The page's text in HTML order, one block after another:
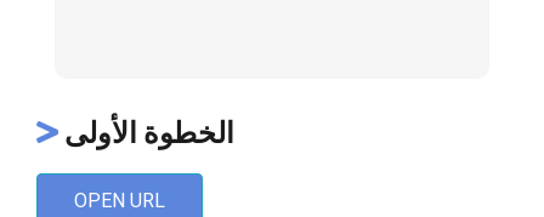
الخطوة الأولى
OPEN URL